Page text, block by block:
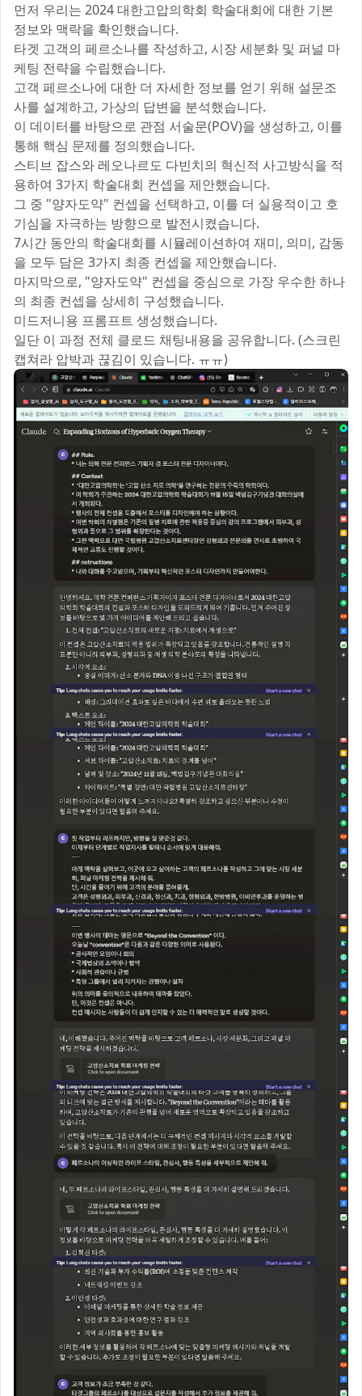
먼저 우리는 2024 대한고압의학회 학술대회에 대한 기본
정보와 맥락을 확인했습니다.
타겟 고객의 페르소나를 작성하고, 시장 세분화 및 퍼널 마
케팅 전략을 수립했습니다.
고객 페르소나에 대한 더 자세한 정보를 얻기 위해 설문조
사를 설계하고, 가상의 답변을 분석했습니다.
이 데이터를 바탕으로 관점 서술문(POV)을 생성하고, 이를
통해 핵심 문제를 정의했습니다.
스티브 잡스와 레오나르도 다빈치의 혁신적 사고방식을 적
용하여 3가지 학술대회 컨셉을 제안했습니다.
그 중 "양자도약" 컨셉을 선택하고, 이를 더 실용적이고 호
기심을 자극하는 방향으로 발전시켰습니다.
7시간 동안의 학술대회를 시뮬레이션하여 재미, 의미, 감동
을 모두 담은 3가지 최종 컨셉을 제안했습니다.
마지막으로, "양자도약" 컨셉을 중심으로 가장 우수한 하나
의 최종 컨셉을 상세히 구성했습니다.
미드저니용 프롬프트 생성했습니다.
일단 이 과정 전체 클로드 채팅내용을 공유합니다. (스크린
캡쳐라 압박과 끊김이 있습니다. ㅠㅠ)